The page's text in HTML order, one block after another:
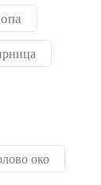
око